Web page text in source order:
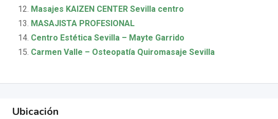
Masajes KAIZEN CENTER Sevilla centro
MASAJISTA PROFESIONAL
Centro Estética Sevilla – Mayte Garrido
Carmen Valle – Osteopatía Quiromasaje Sevilla
Ubicación